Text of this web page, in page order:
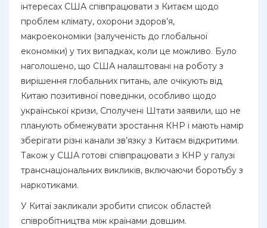
інтересах США співпрацювати з Китаєм щодо
проблем клімату, охорони здоров’я,
макроекономіки (залученість до глобальної
економіки) у тих випадках, коли це можливо. Було
наголошено, що США налаштовані на роботу з
вирішення глобальних питань, але очікують від
Китаю позитивної поведінки, особливо щодо
української кризи, Сполучені Штати заявили, що не
планують обмежувати зростання КНР і мають намір
зберігати різні канали зв’язку з Китаєм відкритими.
Також у США готові співпрацювати з КНР у галузі
транснаціональних викликів, включаючи боротьбу з
наркотиками.
У Китаї закликали зробити список областей
співробітництва між країнами довшим.